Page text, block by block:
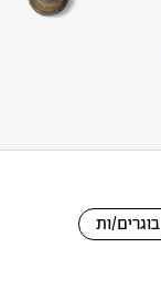
בוגרים/ות